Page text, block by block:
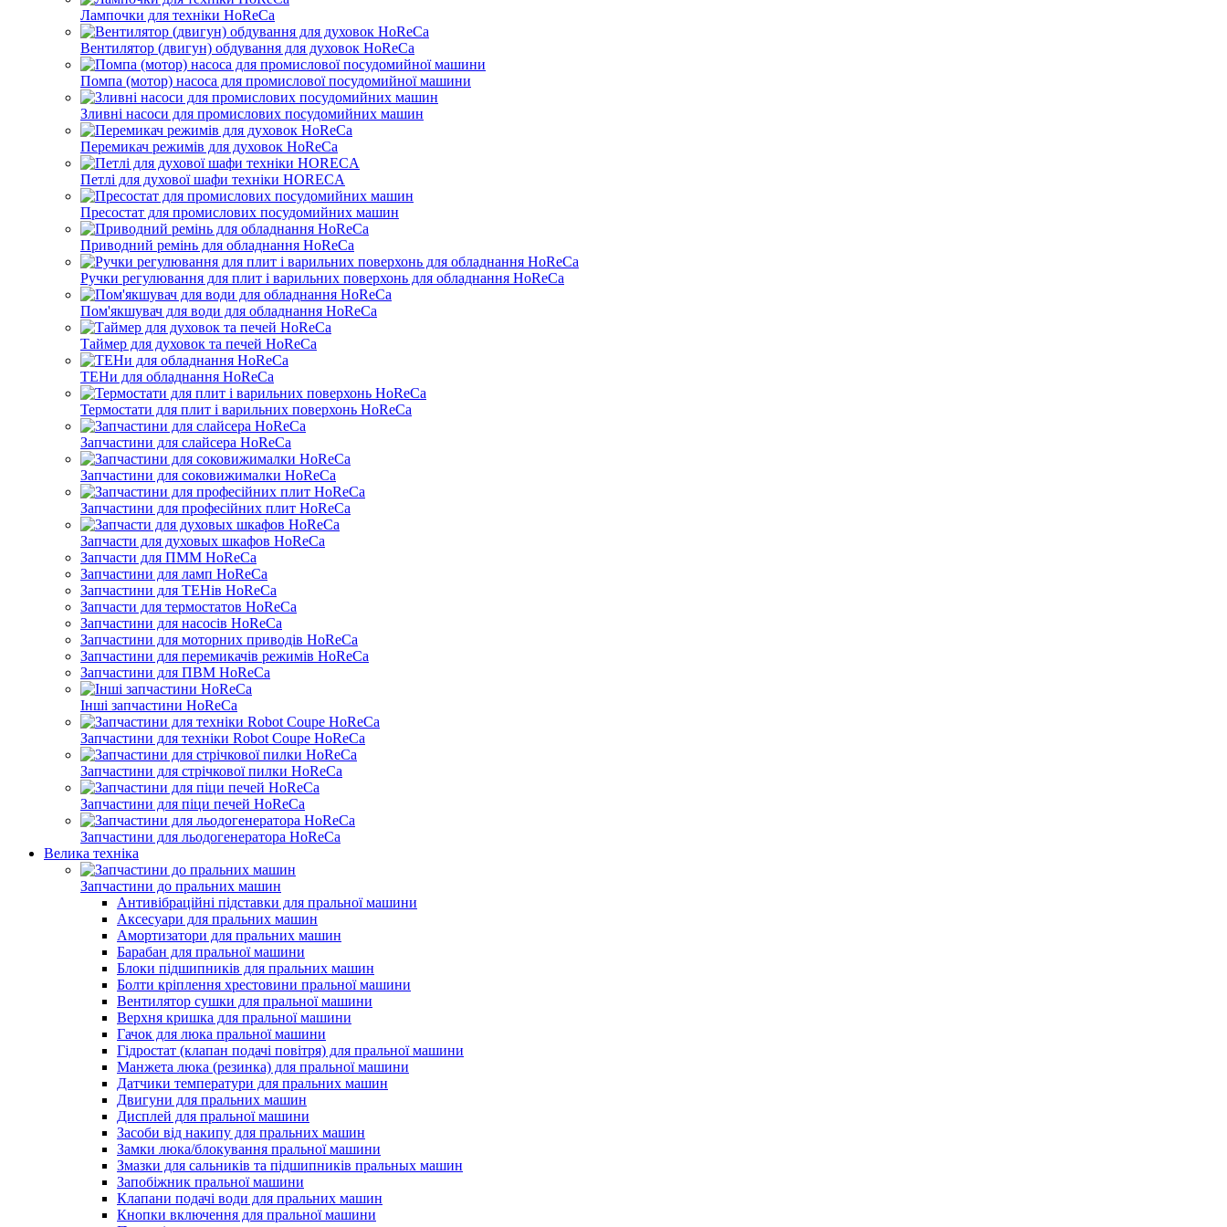
Лампочки для техніки HoReCa
Вентилятор (двигун) обдування для духовок HoReCa
Помпа (мотор) насоса для промислової посудомийної машини
Зливні насоси для промислових посудомийних машин
Перемикач режимів для духовок HoReCa
Петлі для духової шафи техніки HORECA
Пресостат для промислових посудомийних машин
Приводний ремінь для обладнання HoReCa
Ручки регулювання для плит і варильних поверхонь для обладнання HoReCa
Пом'якшувач для води для обладнання HoReCa
Таймер для духовок та печей HoReCa
ТЕНи для обладнання HoReCa
Термостати для плит і варильних поверхонь HoReCa
Запчастини для слайсера HoReCa
Запчастини для соковижималки HoReCa
Запчастини для професійних плит HoReCa
Запчасти для духовых шкафов HoReCa
Запчасти для ПММ HoReCa
Запчастини для ламп HoReCa
Запчастини для ТЕНів HoReCa
Запчасти для термостатов HoReCa
Запчастини для насосів HoReCa
Запчастини для моторних приводів HoReCa
Запчастини для перемикачів режимів HoReCa
Запчастини для ПВМ HoReCa
Інші запчастини HoReCa
Запчастини для техніки Robot Coupe HoReCa
Запчастини для стрічкової пилки HoReCa
Запчастини для піци печей HoReCa
Запчастини для льодогенератора HoReCa
Велика техніка
Запчастини до пральних машин
Антивібраційні підставки для пральної машини
Аксесуари для пральних машин
Амортизатори для пральних машин
Барабан для пральної машини
Блоки підшипників для пральних машин
Болти кріплення хрестовини пральної машини
Вентилятор сушки для пральної машини
Верхня кришка для пральної машини
Гачок для люка пральної машини
Гідростат (клапан подачі повітря) для пральної машини
Манжета люка (резинка) для пральної машини
Датчики температури для пральних машин
Двигуни для пральних машин
Дисплей для пральної машини
Засоби від накипу для пральних машин
Замки люка/блокування пральної машини
Змазки для сальників та підшипників пральных машин
Запобіжник пральної машини
Клапани подачі води для пральних машин
Кнопки включення для пральної машини